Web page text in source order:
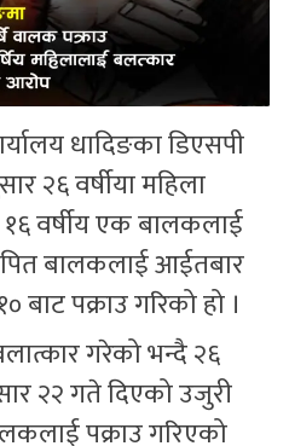
धादिङका डिएसपी
२६ वर्षीया महिला
वर्षीय एक बालकलाई
बालकलाई आईतबार
पक्राउ गरिको हो ।
गरेको भन्दै २६
२२ गते दिएको उजुरी
पक्राउ गरिएको